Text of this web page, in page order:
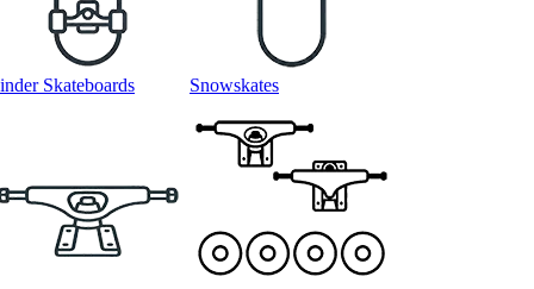
Skateboards Snowskates